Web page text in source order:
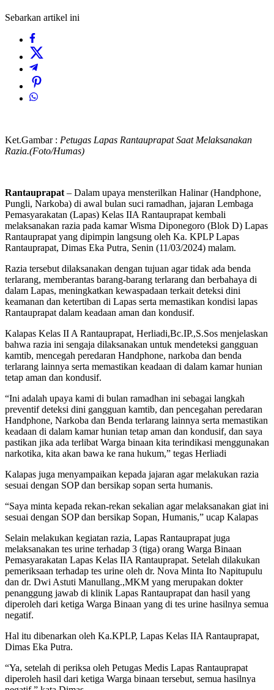
Sebarkan artikel ini
Ket.Gambar : Petugas Lapas Rantauprapat Saat Melaksanakan
Razia.(Foto/Humas)
Rantauprapat – Dalam upaya mensterilkan Halinar (Handphone,
Pungli, Narkoba) di awal bulan suci ramadhan, jajaran Lembaga
Pemasyarakatan (Lapas) Kelas IIA Rantauprapat kembali
melaksanakan razia pada kamar Wisma Diponegoro (Blok D) Lapas
Rantauprapat yang dipimpin langsung oleh Ka. KPLP Lapas
Rantauprapat, Dimas Eka Putra, Senin (11/03/2024) malam.
Razia tersebut dilaksanakan dengan tujuan agar tidak ada benda
terlarang, memberantas barang-barang terlarang dan berbahaya di
dalam Lapas, meningkatkan kewaspadaan terkait deteksi dini
keamanan dan ketertiban di Lapas serta memastikan kondisi lapas
Rantauprapat dalam keadaan aman dan kondusif.
Kalapas Kelas II A Rantauprapat, Herliadi,Bc.IP.,S.Sos menjelaskan
bahwa razia ini sengaja dilaksanakan untuk mendeteksi gangguan
kamtib, mencegah peredaran Handphone, narkoba dan benda
terlarang lainnya serta memastikan keadaan di dalam kamar hunian
tetap aman dan kondusif.
“Ini adalah upaya kami di bulan ramadhan ini sebagai langkah
preventif deteksi dini gangguan kamtib, dan pencegahan peredaran
Handphone, Narkoba dan Benda terlarang lainnya serta memastikan
keadaan di dalam kamar hunian tetap aman dan kondusif, dan saya
pastikan jika ada terlibat Warga binaan kita terindikasi menggunakan
narkotika, kita akan bawa ke rana hukum,” tegas Herliadi
Kalapas juga menyampaikan kepada jajaran agar melakukan razia
sesuai dengan SOP dan bersikap sopan serta humanis.
“Saya minta kepada rekan-rekan sekalian agar melaksanakan giat ini
sesuai dengan SOP dan bersikap Sopan, Humanis,” ucap Kalapas
Selain melakukan kegiatan razia, Lapas Rantauprapat juga
melaksanakan tes urine terhadap 3 (tiga) orang Warga Binaan
Pemasyarakatan Lapas Kelas IIA Rantauprapat. Setelah dilakukan
pemeriksaan terhadap tes urine oleh dr. Nova Minta Ito Napitupulu
dan dr. Dwi Astuti Manullang.,MKM yang merupakan dokter
penanggung jawab di klinik Lapas Rantauprapat dan hasil yang
diperoleh dari ketiga Warga Binaan yang di tes urine hasilnya semua
negatif.
Hal itu dibenarkan oleh Ka.KPLP, Lapas Kelas IIA Rantauprapat,
Dimas Eka Putra.
“Ya, setelah di periksa oleh Petugas Medis Lapas Rantauprapat
diperoleh hasil dari ketiga Warga binaan tersebut, semua hasilnya